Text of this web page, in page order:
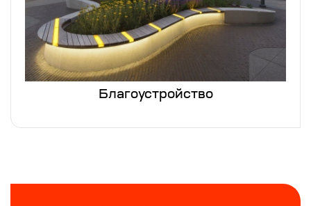
Благоустройство